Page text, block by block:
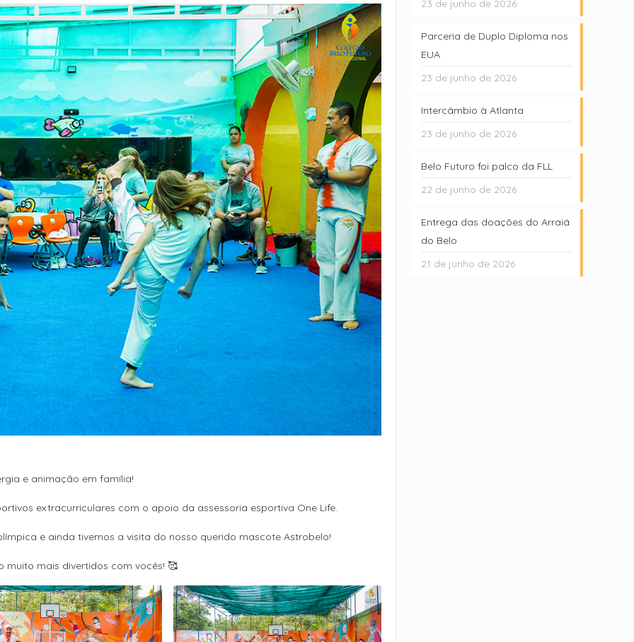
e animação em família!
extracurriculares com o apoio da assessoria esportiva One Life.
e ainda tivemos a visita do nosso querido mascote Astrobelo!
muito mais divertidos com vocês! 🥰
23 de junho de 2026
Parceria de Duplo Diploma nos
EUA
23 de junho de 2026
Intercâmbio à Atlanta
23 de junho de 2026
Belo Futuro foi palco da FLL
22 de junho de 2026
Entrega das doações do Arraiá
do Belo
21 de junho de 2026